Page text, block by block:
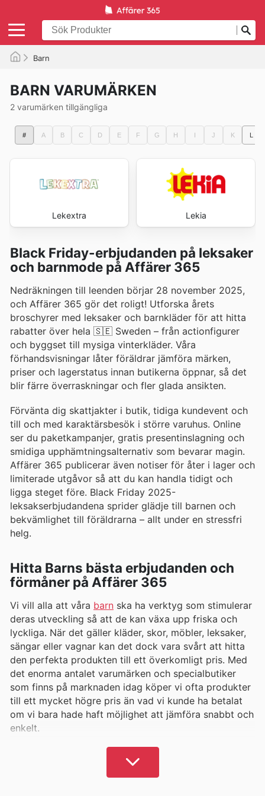
Barn
BARN VARUMÄRKEN
2 varumärken tillgängliga
# A B C D E F G H I J K L
Lekextra Lekia
Black Friday-erbjudanden på leksaker
och barnmode på Affärer 365
Nedräkningen till leenden börjar 28 november 2025,
och Affärer 365 gör det roligt! Utforska årets
broschyrer med leksaker och barnkläder för att hitta
rabatter över hela 🇸🇪 Sweden – från actionfigurer
och byggset till mysiga vinterkläder. Våra
förhandsvisningar låter föräldrar jämföra märken,
priser och lagerstatus innan butikerna öppnar, så det
blir färre överraskningar och fler glada ansikten.
Förvänta dig skattjakter i butik, tidiga kundevent och
till och med karaktärsbesök i större varuhus. Online
ser du paketkampanjer, gratis presentinslagning och
smidiga upphämtningsalternativ som bevarar magin.
Affärer 365 publicerar även notiser för åter i lager och
limiterade utgåvor så att du kan handla tidigt och
ligga steget före. Black Friday 2025-
leksakserbjudandena sprider glädje till barnen och
bekvämlighet till föräldrarna – allt under en stressfri
helg.
Hitta Barns bästa erbjudanden och
förmåner på Affärer 365
Vi vill alla att våra barn ska ha verktyg som stimulerar
deras utveckling så att de kan växa upp friska och
lyckliga. När det gäller kläder, skor, möbler, leksaker,
sängar eller vagnar kan det dock vara svårt att hitta
den perfekta produkten till ett överkomligt pris. Med
det enorma antalet varumärken och specialbutiker
som finns på marknaden idag köper vi ofta produkter
till ett mycket högre pris än vad vi kunde ha betalat
om vi bara hade haft möjlighet att jämföra snabbt och
enkelt.
intelligent och ekonomisk lösning för alla dina inköp.
Med den mest kompletta listan över butikskataloger